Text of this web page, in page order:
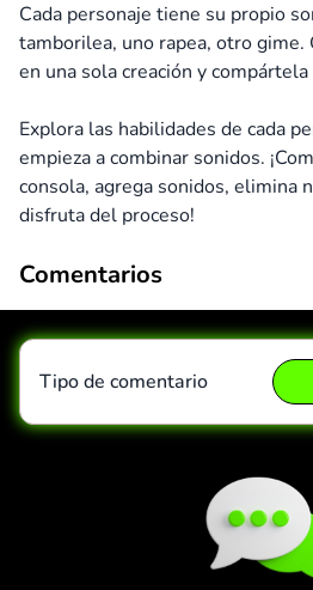
Cada personaje tiene su propio
tamborilea, uno rapea, otro gime.
en una sola creación y
Explora las habilidades de cada
empieza a combinar sonidos.
consola, agrega sonidos, elimina
disfruta del proceso!
Comentarios
Tipo de comentario